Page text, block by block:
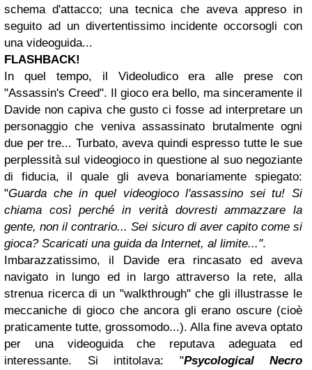
schema d'attacco; una tecnica che aveva appreso in
seguito ad un divertentissimo incidente occorsogli con
una videoguida...
FLASHBACK!
In quel tempo, il Videoludico era alle prese con
"Assassin's Creed". Il gioco era bello, ma sinceramente il
Davide non capiva che gusto ci fosse ad interpretare un
personaggio che veniva assassinato brutalmente ogni
due per tre... Turbato, aveva quindi espresso tutte le sue
perplessità sul videogioco in questione al suo negoziante
di fiducia, il quale gli aveva bonariamente spiegato:
"Guarda che in quel videogioco l'assassino sei tu! Si
chiama così perché in verità dovresti ammazzare la
gente, non il contrario... Sei sicuro di aver capito come si
gioca? Scaricati una guida da Internet, al limite...".
Imbarazzatissimo, il Davide era rincasato ed aveva
navigato in lungo ed in largo attraverso la rete, alla
strenua ricerca di un "walkthrough" che gli illustrasse le
meccaniche di gioco che ancora gli erano oscure (cioè
praticamente tutte, grossomodo...). Alla fine aveva optato
per una videoguida che reputava adeguata ed
interessante. Si intitolava: "Psycological Necro